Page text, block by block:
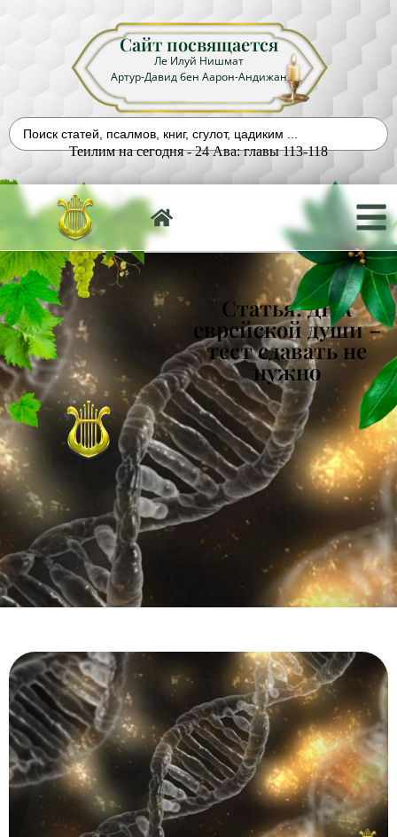
Сайт посвящается
Ле Илуй Нишмат
Артур-Давид бен Аарон-Андижан
Теилим на сегодня - 24 Ава: главы 113-118
Статья: ДНК
еврейской души –
тест сдавать не
нужно